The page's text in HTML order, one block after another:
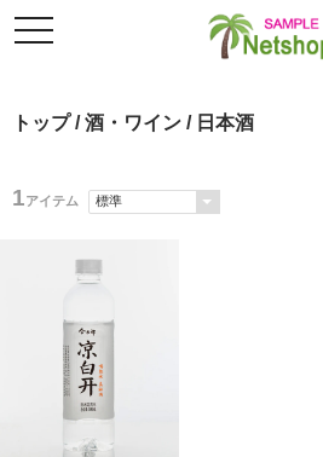
トップ/酒・ワイン / 日本酒
1アイテム